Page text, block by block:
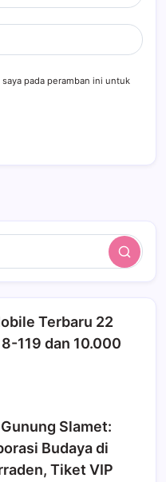
pada peramban ini untuk
Search
Terbaru 22
119 dan 10.000
Slamet:
Budaya di
Tiket VIP